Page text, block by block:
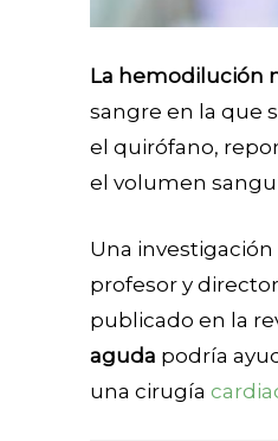
La hemodilución
sangre en la que
el quirófano,
el volumen
Una
profesor y
publicado en la
aguda podría
una cirugía